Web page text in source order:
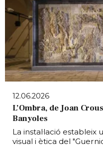
12.06.2026
L’Ombra, de Joan
Banyoles
La instal·lació
visual i ètica del